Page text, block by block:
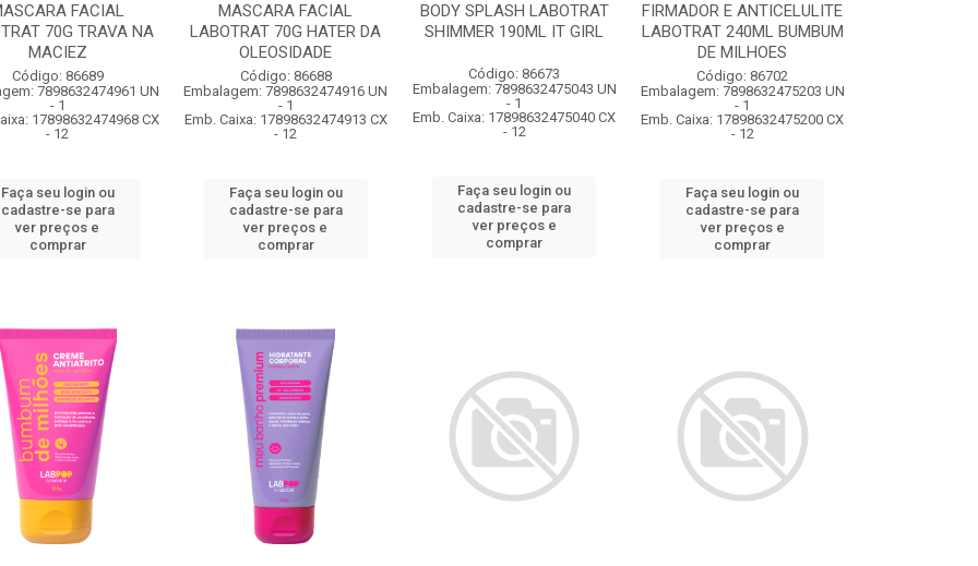
FACIAL
70G TRAVA NA
MACIEZ
Código: 86689
7898632474961 UN
- 1
17898632474968 CX
- 12
Faça seu login ou
cadastre-se para
ver preços e
comprar
MASCARA FACIAL
LABOTRAT 70G HATER DA
OLEOSIDADE
Código: 86688
Embalagem: 7898632474916 UN
- 1
Emb. Caixa: 17898632474913 CX
- 12
Faça seu login ou
cadastre-se para
ver preços e
comprar
BODY SPLASH LABOTRAT
SHIMMER 190ML IT GIRL
Código: 86673
Embalagem: 7898632475043 UN
- 1
Emb. Caixa: 17898632475040 CX
- 12
Faça seu login ou
cadastre-se para
ver preços e
comprar
FIRMADOR E ANTICELULITE
LABOTRAT 240ML BUMBUM
DE MILHOES
Código: 86702
Embalagem: 7898632475203 UN
- 1
Emb. Caixa: 17898632475200 CX
- 12
Faça seu login ou
cadastre-se para
ver preços e
comprar